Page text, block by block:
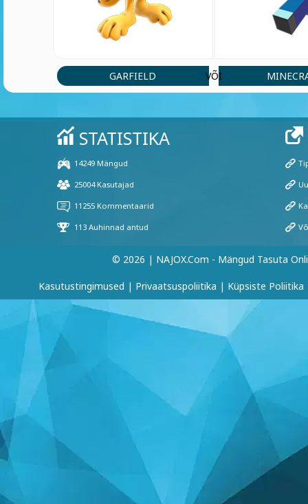
GARFIELD VÕI
© 2026 | NAJOX.com - Mängud Tasuta
Kasutustingimused | Privaatsuspoliitika | Küpsiste Poliitika